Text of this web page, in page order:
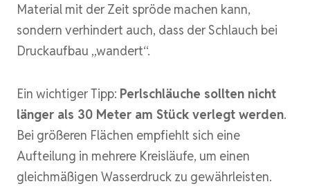
Material mit der Zeit spröde machen kann,
sondern verhindert auch, dass der Schlauch bei
Druckaufbau „wandert“.
Ein wichtiger Tipp: Perlschläuche sollten nicht
länger als 30 Meter am Stück verlegt werden.
Bei größeren Flächen empfiehlt sich eine
Aufteilung in mehrere Kreisläufe, um einen
gleichmäßigen Wasserdruck zu gewährleisten.